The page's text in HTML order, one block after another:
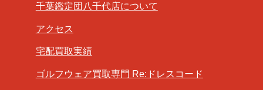
千葉鑑定団八千代店について
アクセス
宅配買取実績
ゴルフウェア買取専門 Re:ドレスコード